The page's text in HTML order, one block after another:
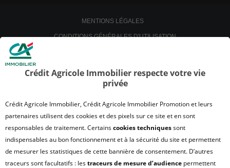
MENTIONS LÉGALES
CONDITIONS GÉNÉRALES D'UTILISATION
SATISFACTION CLIENT
UN PROBLÈME SUR LE SITE ?
PLAN DU SITE
QUI SOMMES NOUS ?
Crédit Agricole Immobilier respecte votre vie
privée
Crédit Agricole Immobilier, Crédit Agricole Immobilier Promotion et leurs
partenaires utilisent des cookies et des pixels sur ce site et en sont
responsables de traitement. Certainscookies techniquessont
indispensables au bon fonctionnement et à la sécurité du site et permettent
de mesurer les statistiques de cette bannière de consentement. D’autres
traceurs sont facultatifs : lestraceurs de mesure d’audience permettent